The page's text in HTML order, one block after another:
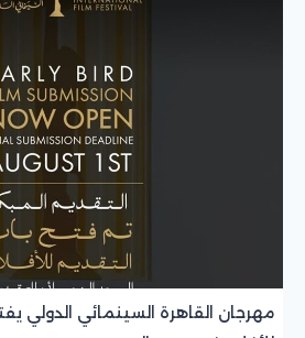
مهرجان القاهرة السينمائي الدولي